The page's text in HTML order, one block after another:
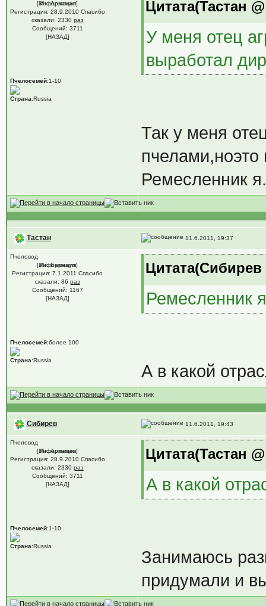
[Информация]
Из: Арзамас
Регистрация: 28.9.2010 Спасибо
сказали: 2330 раз
Сообщений: 3711
[НАЗАД]
Пчелосемей:1-10
Страна:Russia
Цитата(Тастан
У меня отец
выработал
Так у меня
пчелами,ноэто
Ремесленник я.
Тастан 11.6.2011, 19:37
Пчеловод
[Информация]
Из: Барнаул
Регистрация: 7.1.2011 Спасибо
сказали: 86 раз
Сообщений: 1167
[НАЗАД]
Пчелосемей:более 100
Страна:Russia
Цитата(Сибирев
Ремесленник
А в какой
Сибирев 11.6.2011, 19:43
Пчеловод
[Информация]
Из: Арзамас
Регистрация: 28.9.2010 Спасибо
сказали: 2330 раз
Сообщений: 3711
[НАЗАД]
Пчелосемей:1-10
Страна:Russia
Цитата(Тастан
А в какой
Занимаюсь
придумали и